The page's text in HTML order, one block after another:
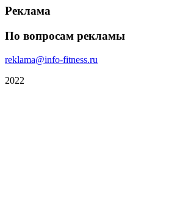
Реклама
По вопросам рекламы
reklama@info-fitness.ru
2022